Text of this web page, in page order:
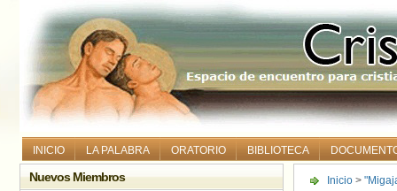
INICIO LA PALABRA ORATORIO BIBLIOTECA
Inicio >
Nuevos Miembros